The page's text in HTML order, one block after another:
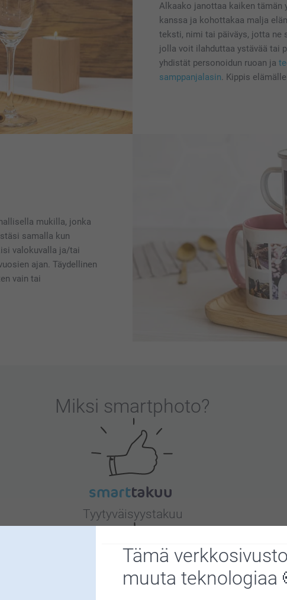
Tämä
muuta teknologiaa
Alkaako janottaa kaiken tämän
kanssa ja kohottakaa malja
teksti, nimi tai päiväys, jotta ne
jolla voit ilahduttaa ystävää tai
yhdistät personoidun ruoan ja
samppanjalasin. Kippis
mukilla, jonka
samalla kun
valokuvalla ja/tai
ajan. Täydellinen
vain tai
Miksi smartphoto?
Tyytyväisyystakuu